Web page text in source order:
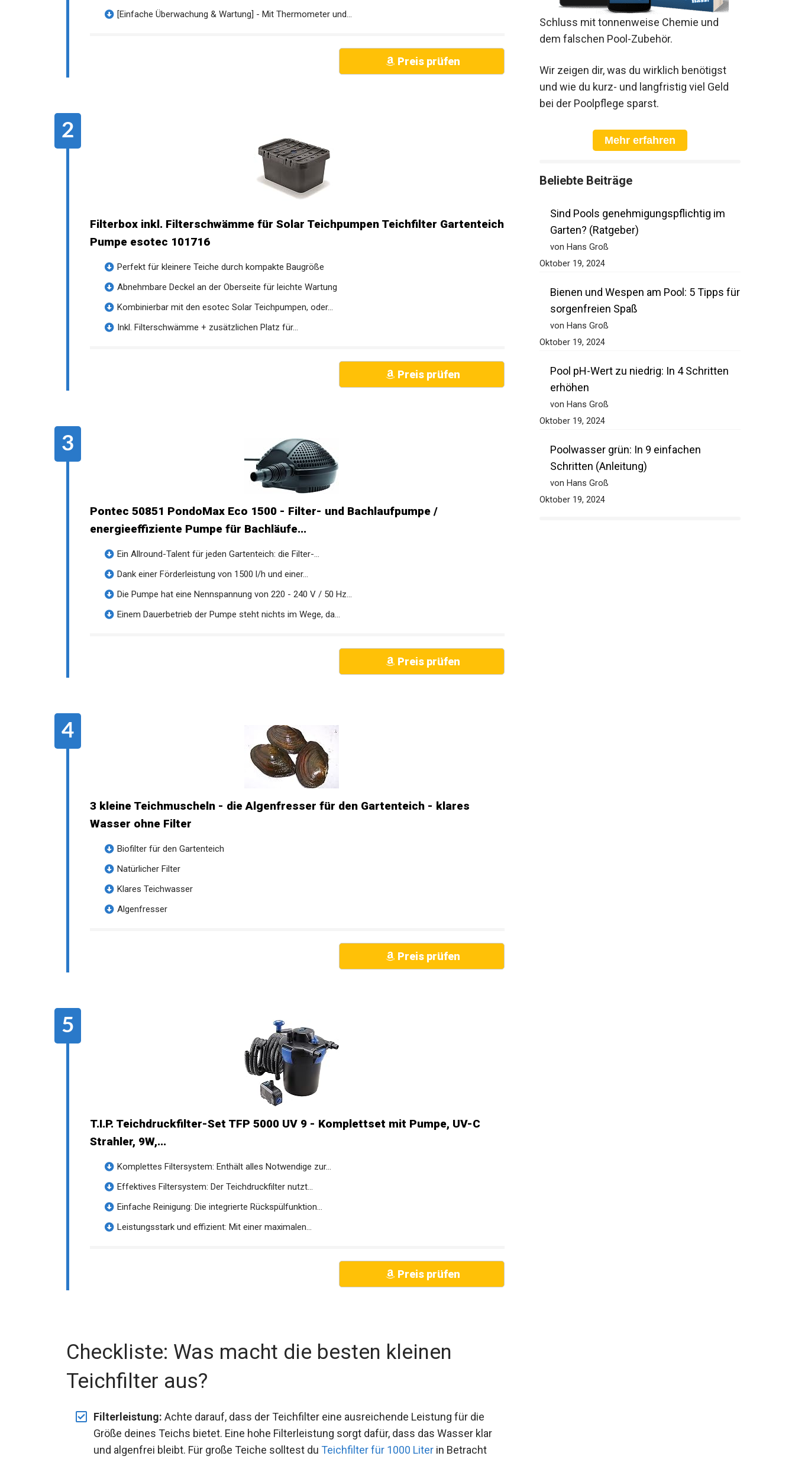
[Einfache Überwachung & Wartung] - Mit Thermometer und...
Preis prüfen
Filterbox inkl. Filterschwämme für Solar Teichpumpen Teichfilter Gartenteich
Pumpe esotec 101716
Perfekt für kleinere Teiche durch kompakte Baugröße
Abnehmbare Deckel an der Oberseite für leichte Wartung
Kombinierbar mit den esotec Solar Teichpumpen, oder...
Inkl. Filterschwämme + zusätzlichen Platz für...
Preis prüfen
Pontec 50851 PondoMax Eco 1500 - Filter- und Bachlaufpumpe /
energieeffiziente Pumpe für Bachläufe...
Ein Allround-Talent für jeden Gartenteich: die Filter-...
Dank einer Förderleistung von 1500 l/h und einer...
Die Pumpe hat eine Nennspannung von 220 - 240 V / 50 Hz...
Einem Dauerbetrieb der Pumpe steht nichts im Wege, da...
Preis prüfen
3 kleine Teichmuscheln - die Algenfresser für den Gartenteich - klares
Wasser ohne Filter
Biofilter für den Gartenteich
Natürlicher Filter
Klares Teichwasser
Algenfresser
Preis prüfen
T.I.P. Teichdruckfilter-Set TFP 5000 UV 9 - Komplettset mit Pumpe, UV-C
Strahler, 9W,...
Komplettes Filtersystem: Enthält alles Notwendige zur...
Effektives Filtersystem: Der Teichdruckfilter nutzt...
Einfache Reinigung: Die integrierte Rückspülfunktion...
Leistungsstark und effizient: Mit einer maximalen...
Preis prüfen
Checkliste: Was macht die besten kleinen
Teichfilter aus?
Filterleistung: Achte darauf, dass der Teichfilter eine ausreichende Leistung für die
Größe deines Teichs bietet. Eine hohe Filterleistung sorgt dafür, dass das Wasser klar
und algenfrei bleibt. Für große Teiche solltest du Teichfilter für 1000 Liter in Betracht
Schluss mit tonnenweise Chemie und
dem falschen Pool-Zubehör.
Wir zeigen dir, was du wirklich benötigst
und wie du kurz- und langfristig viel Geld
bei der Poolpflege sparst.
Mehr erfahren
Beliebte Beiträge
Sind Pools genehmigungspflichtig im
Garten? (Ratgeber)
von Hans Groß
Oktober 19, 2024
Bienen und Wespen am Pool: 5 Tipps für
sorgenfreien Spaß
von Hans Groß
Oktober 19, 2024
Pool pH-Wert zu niedrig: In 4 Schritten
erhöhen
von Hans Groß
Oktober 19, 2024
Poolwasser grün: In 9 einfachen
Schritten (Anleitung)
von Hans Groß
Oktober 19, 2024